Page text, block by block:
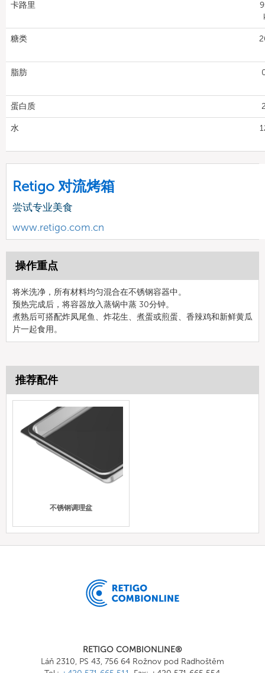
卡路里
糖类
脂肪
蛋白质
水
Retigo 对流烤箱
尝试专业美食
www.retigo.com.cn
操作重点
将米洗净，所有材料均匀混合在不锈钢容器中。
预热完成后，将容器放入蒸锅中蒸 30分钟。
煮熟后可搭配炸凤尾鱼、炸花生、煮蛋或煎蛋、香辣鸡和新鲜黄瓜
片一起食用。
推荐配件
不锈钢调理盆
RETIGO COMBIONLINE®
Láň 2310, PS 43, 756 64 Rožnov pod Radhoštěm